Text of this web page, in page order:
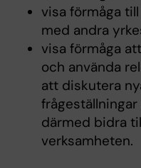
visa förmåga
med andra
visa förmåga
och använda
att diskutera
därmed bidra
verksamheten.